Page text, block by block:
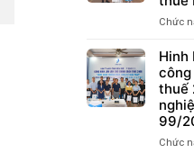
Chức
Hinh
thuế
99/
Chức